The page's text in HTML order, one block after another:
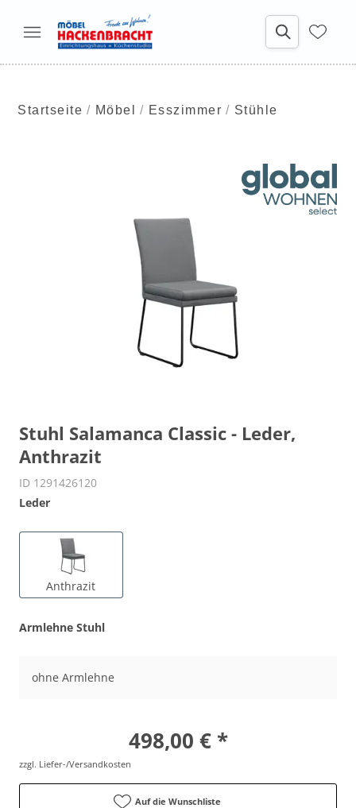
Startseite Möbel Esszimmer Stühle
Stuhl Salamanca Classic - Leder,
Anthrazit
ID 1291426120
Leder
Anthrazit
Armlehne Stuhl
ohne Armlehne
498,00 € *
zzgl. Liefer-/Versandkosten
Auf die Wunschliste